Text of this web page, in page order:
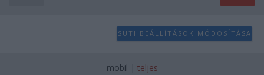
SÜTI BEÁLLÍTÁSOK MÓDOSÍTÁSA
mobil | teljes